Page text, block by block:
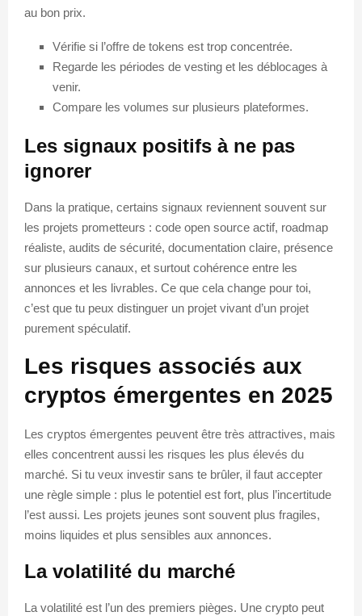
au bon prix.
Vérifie si l’offre de tokens est trop concentrée.
Regarde les périodes de vesting et les déblocages à
venir.
Compare les volumes sur plusieurs plateformes.
Les signaux positifs à ne pas
ignorer
Dans la pratique, certains signaux reviennent souvent sur
les projets prometteurs : code open source actif, roadmap
réaliste, audits de sécurité, documentation claire, présence
sur plusieurs canaux, et surtout cohérence entre les
annonces et les livrables. Ce que cela change pour toi,
c’est que tu peux distinguer un projet vivant d’un projet
purement spéculatif.
Les risques associés aux
cryptos émergentes en 2025
Les cryptos émergentes peuvent être très attractives, mais
elles concentrent aussi les risques les plus élevés du
marché. Si tu veux investir sans te brûler, il faut accepter
une règle simple : plus le potentiel est fort, plus l’incertitude
l’est aussi. Les projets jeunes sont souvent plus fragiles,
moins liquides et plus sensibles aux annonces.
La volatilité du marché
La volatilité est l’un des premiers pièges. Une crypto peut